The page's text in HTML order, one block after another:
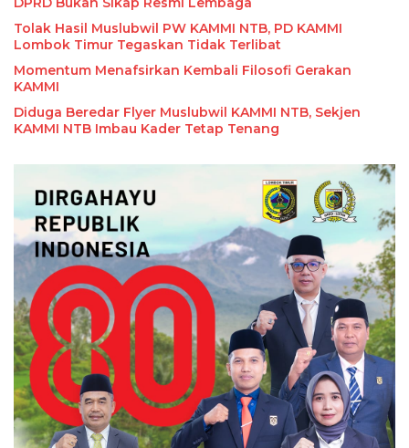
Tolak Hasil Muslubwil PW KAMMI NTB, PD KAMMI
Lombok Timur Tegaskan Tidak Terlibat
Momentum Menafsirkan Kembali Filosofi Gerakan
KAMMI
Diduga Beredar Flyer Muslubwil KAMMI NTB, Sekjen
KAMMI NTB Imbau Kader Tetap Tenang